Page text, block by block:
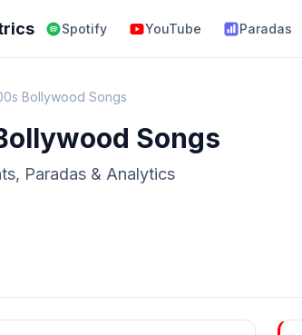
Spotify YouTube Paradas
Bollywood Songs
Songs
Paradas & Analytics